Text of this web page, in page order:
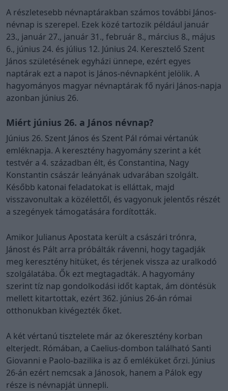
A részletesebb névnaptárakban számos további János-
névnap is szerepel. Ezek közé tartozik például január
23., január 27., január 31., február 8., március 8., május
6., június 24. és július 12. Június 24. Keresztelő Szent
János születésének egyházi ünnepe, ezért egyes
naptárak ezt a napot is János-névnapként jelölik. A
hagyományos magyar névnaptárak fő nyári János-napja
azonban június 26.
Miért június 26. a János névnap?
Június 26. Szent János és Szent Pál római vértanúk
emléknapja. A keresztény hagyomány szerint a két
testvér a 4. században élt, és Constantina, Nagy
Konstantin császár leányának udvarában szolgált.
Később katonai feladatokat is elláttak, majd
visszavonultak a közélettől, és vagyonuk jelentős részét
a szegények támogatására fordították.
Amikor Julianus Apostata került a császári trónra,
Jánost és Pált arra próbálták rávenni, hogy tagadják
meg keresztény hitüket, és térjenek vissza az uralkodó
szolgálatába. Ők ezt megtagadták. A hagyomány
szerint tíz nap gondolkodási időt kaptak, ám döntésük
mellett kitartottak, ezért 362. június 26-án római
otthonukban kivégezték őket.
A két vértanú tisztelete már az ókeresztény korban
elterjedt. Rómában, a Caelius-dombon található Santi
Giovanni e Paolo-bazilika is az ő emléküket őrzi. Június
26-án ezért nemcsak a Jánosok, hanem a Pálok egy
része is névnapját ünnepli.